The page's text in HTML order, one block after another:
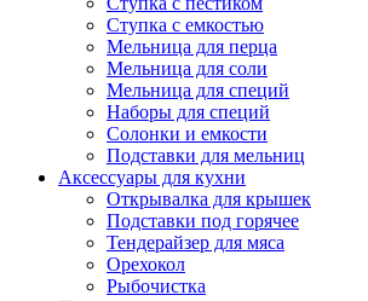
Ступка с емкостью
Мельница для перца
Мельница для соли
Мельница для специй
Наборы для специй
Солонки и емкости
Подставки для мельниц
Аксессуары для кухни
Открывалка для крышек
Подставки под горячее
Тендерайзер для мяса
Орехокол
Рыбочистка